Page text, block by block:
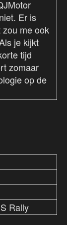
Er is
me ook
je kijkt
tijd
zomaar
op de
Rally